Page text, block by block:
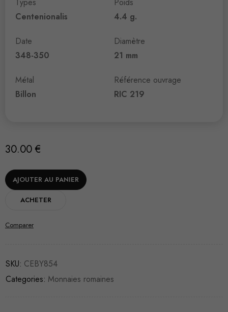
Centenionalis
Date
348-350
Métal
Billon
4.4 g.
Diamètre
21 mm
Référence ouvrage
RIC 219
30.00 €
AJOUTER AU PANIER
ACHETER
Comparer
SKU: CEBY854
Categories: Monnaies romaines